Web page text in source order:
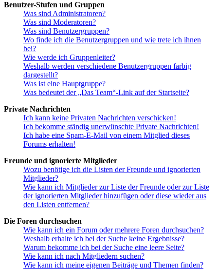
Benutzer-Stufen und Gruppen
Was sind Administratoren?
Was sind Moderatoren?
Was sind Benutzergruppen?
Wo finde ich die Benutzergruppen und wie trete ich ihnen
bei?
Wie werde ich Gruppenleiter?
Weshalb werden verschiedene Benutzergruppen farbig
dargestellt?
Was ist eine Hauptgruppe?
Was bedeutet der „Das Team“-Link auf der Startseite?
Private Nachrichten
Ich kann keine Privaten Nachrichten verschicken!
Ich bekomme ständig unerwünschte Private Nachrichten!
Ich habe eine Spam-E-Mail von einem Mitglied dieses
Forums erhalten!
Freunde und ignorierte Mitglieder
Wozu benötige ich die Listen der Freunde und ignorierten
Mitglieder?
Wie kann ich Mitglieder zur Liste der Freunde oder zur Liste
der ignorierten Mitglieder hinzufügen oder diese wieder aus
den Listen entfernen?
Die Foren durchsuchen
Wie kann ich ein Forum oder mehrere Foren durchsuchen?
Weshalb erhalte ich bei der Suche keine Ergebnisse?
Warum bekomme ich bei der Suche eine leere Seite?
Wie kann ich nach Mitgliedern suchen?
Wie kann ich meine eigenen Beiträge und Themen finden?